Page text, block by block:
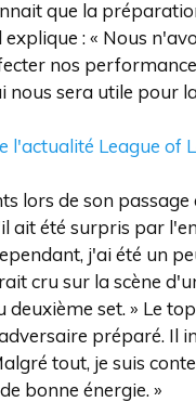
que la
: « Nous
nos
sera utile pour
l'actualité League of
lors de son
ait été surpris par
j'ai été un
cru sur la scène
set. » Le
préparé. Il
tout, je suis
bonne énergie. »